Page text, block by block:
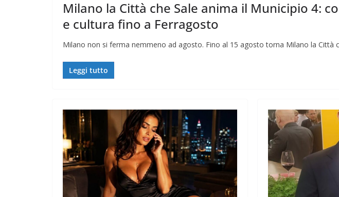
Milano la Città che Sale anima il Municipio 4:
e cultura fino a Ferragosto
Milano non si ferma nemmeno ad agosto. Fino al 15 agosto torna Milano la Città
Leggi tutto